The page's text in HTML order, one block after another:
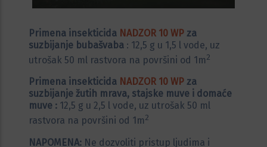
Primena insekticida NADZOR 10 WP za
suzbijanje bubašvaba : 12,5 g u 1,5 l vode, uz
utrošak 50 ml rastvora na površini od 1m2
Primena insekticida NADZOR 10 WP za
suzbijanje žutih mrava, stajske muve i domaće
muve : 12,5 g u 2,5 l vode, uz utrošak 50 ml
rastvora na površini od 1m2
NAPOMENA: Ne dozvoliti pristup ljudima i